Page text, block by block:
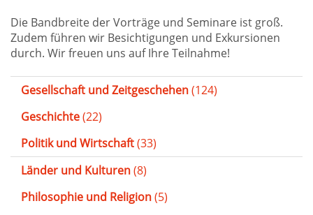
Die Bandbreite der Vorträge und Seminare ist groß.
Zudem führen wir Besichtigungen und Exkursionen
durch. Wir freuen uns auf Ihre Teilnahme!
Gesellschaft und Zeitgeschehen(124)
Geschichte(22)
Politik und Wirtschaft(33)
Länder und Kulturen(8)
Philosophie und Religion(5)